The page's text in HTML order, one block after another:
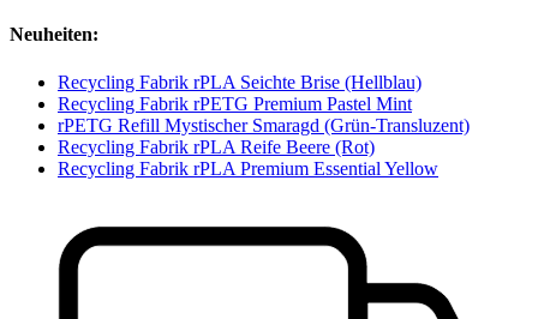
Neuheiten:
Recycling Fabrik rPLA Seichte Brise (Hellblau)
Recycling Fabrik rPETG Premium Pastel Mint
rPETG Refill Mystischer Smaragd (Grün-Transluzent)
Recycling Fabrik rPLA Reife Beere (Rot)
Recycling Fabrik rPLA Premium Essential Yellow